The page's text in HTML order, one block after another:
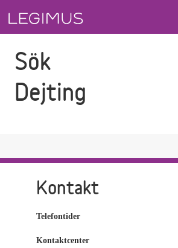
Sök
Dejting
Kontakt
Telefontider
Kontaktcenter